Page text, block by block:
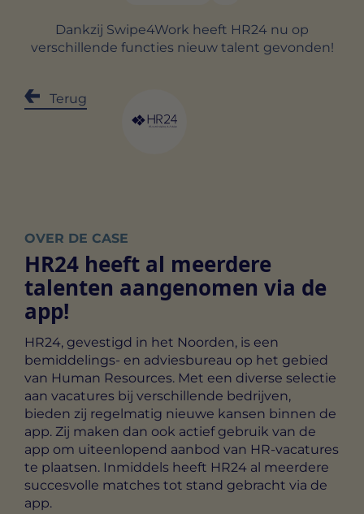
Terug
Dankzij Swipe4Work heeft HR24 nu op
verschillende functies nieuw talent gevonden!
OVER DE CASE
HR24 heeft al meerdere
talenten aangenomen via de
app!
HR24, gevestigd in het Noorden, is een
bemiddelings- en adviesbureau op het gebied
van Human Resources. Met een diverse selectie
aan vacatures bij verschillende bedrijven,
bieden zij regelmatig nieuwe kansen binnen de
app. Zij maken dan ook actief gebruik van de
app om uiteenlopend aanbod van HR-vacatures
te plaatsen. Inmiddels heeft HR24 al meerdere
succesvolle matches tot stand gebracht via de
app.